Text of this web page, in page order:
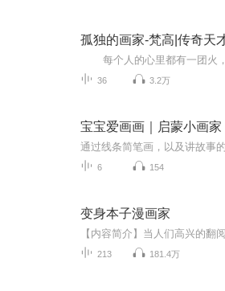
孤独的画家-梵高|传奇天
36 3.2万
宝宝爱画画｜启蒙小画家
6 154
变身本子漫画家
213 181.4万